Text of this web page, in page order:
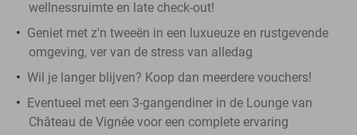
wellnessruimte en late check-out!
Geniet met z'n tweeën in een luxueuze en rustgevende
omgeving, ver van de stress van alledag
Wil je langer blijven? Koop dan meerdere vouchers!
Eventueel met een 3-gangendiner in de Lounge van
Château de Vignée voor een complete ervaring